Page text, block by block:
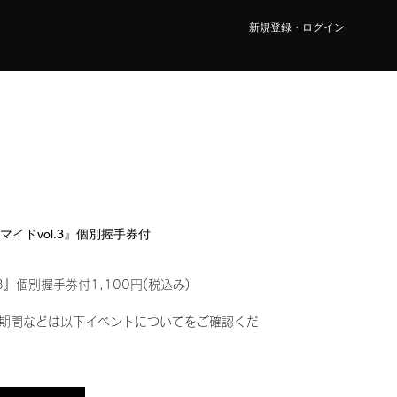
新規登録・ログイン
イドvol.3』個別握手券付
』個別握手券付1,100円(税込み)
間などは以下イベントについてをご確認くだ